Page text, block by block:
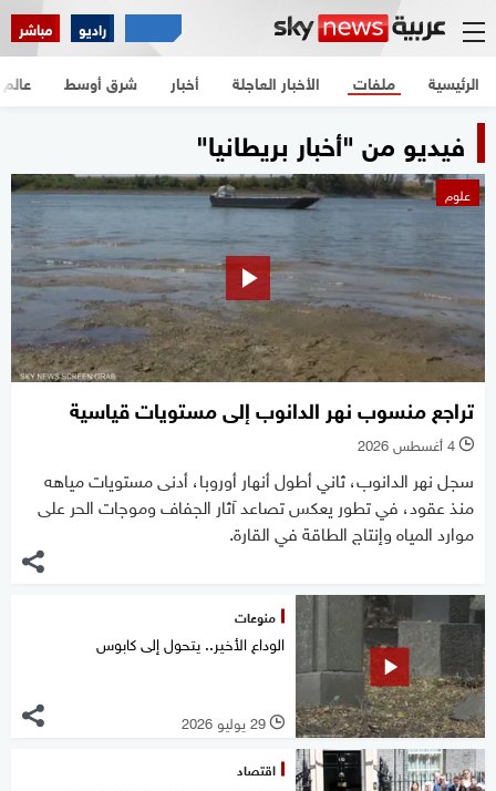
راديو مباشر
الرئيسية الأخبار العاجلة أخبار شرق أوسط عالم ملفات
فيديو من "أخبار بريطانيا"
علوم
تراجع منسوب نهر الدانوب إلى مستويات قياسية
l 4 أغسطس 2026
سجل نهر الدانوب، ثاني أطول أنهار أوروبا، أدنى مستويات مياهه
منذ عقود، في تطور يعكس تصاعد آثار الجفاف وموجات الحر على
موارد المياه وإنتاج الطاقة في القارة.
منوعات
الوداع الأخير.. يتحول إلى كابوس
l 29 يوليو 2026
اقتصاد